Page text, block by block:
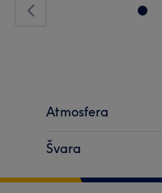
Atmosfera
Švara